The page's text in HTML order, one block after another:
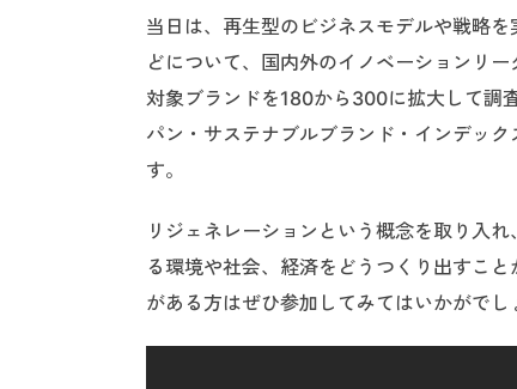
当日は、再生型のビジネスモデルや戦略
どについて、国内外のイノベーションリ
対象ブランドを180から300に拡大して調
パン・サステナブルブランド・インデッ
す。
リジェネレーションという概念を取り入
る環境や社会、経済をどうつくり出すこ
がある方はぜひ参加してみてはいかがでし